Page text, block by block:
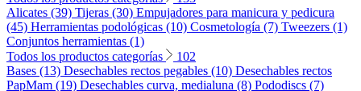
Alicates (39) Tijeras (30) Empujadores para manicura y pedicura
(45) Herramientas podológicas (10) Cosmetología (7) Tweezers (1)
Conjuntos herramientas (1)
Todos los productos categorías
102
Bases (13) Desechables rectos pegables (10) Desechables rectos
PapMam (19) Desechables curva, medialuna (8) Pododiscs (7)